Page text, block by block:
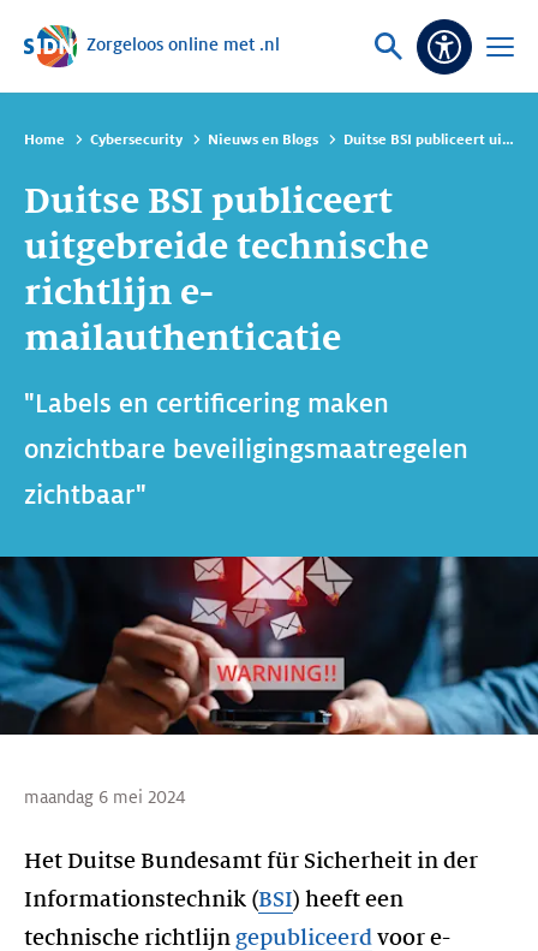
Sla navigatie over
Zorgeloos online met .nl
Vraag
Open
Home Cybersecurity Nieuws en Blogs Duitse BSI publiceert uitgebreide technische richtlijn e-mailauthenticatie
Duitse BSI publiceert
uitgebreide technische
richtlijn e-
mailauthenticatie
"Labels en certificering maken
onzichtbare beveiligingsmaatregelen
zichtbaar"
maandag 6 mei 2024
Het Duitse Bundesamt für Sicherheit in der
Informationstechnik (BSI) heeft een
technische richtlijn gepubliceerd voor e-